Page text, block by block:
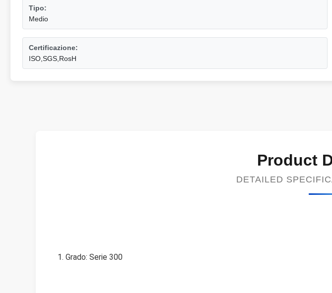
Tipo:
Medio
Certificazione:
ISO,SGS,RosH
Product
DETAILED
1. Grado: Serie 300